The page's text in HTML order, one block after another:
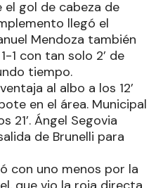
gol de cabeza de
llegó el
Mendoza también
1 con tan solo 2’ de
tiempo.
al albo a los 12’
en el área. Municipal
21’. Ángel Segovia
de Brunelli para
con uno menos por la